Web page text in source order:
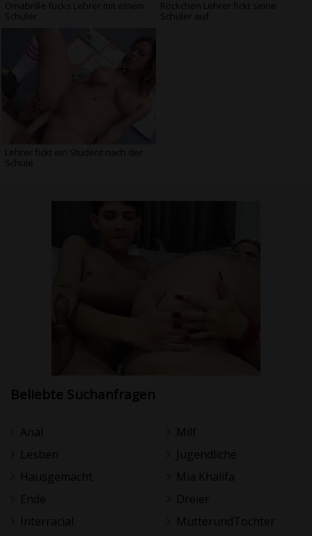
Omabrille fucks Lehrer mit einem
Schüler
Röckchen Lehrer fickt seine
Schüler auf
Lehrer fickt ein Student nach der
Schule
Beliebte Suchanfragen
Anal
Lesben
Hausgemacht
Ende
Interracial
Milf
Jugendliche
Mia Khalifa
Dreier
MutterundTochter